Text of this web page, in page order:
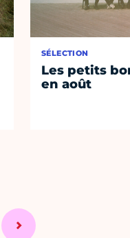
SÉLECTION
Les petits
en août